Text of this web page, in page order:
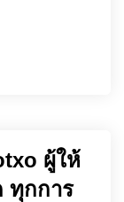
ผู้ให้
ทุกการ